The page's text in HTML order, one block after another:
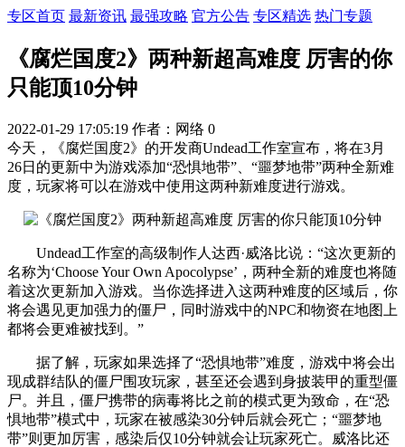
专区首页 最新资讯 最强攻略 官方公告 专区精选 热门专题
《腐烂国度2》两种新超高难度 厉害的你
只能顶10分钟
2022-01-29 17:05:19 作者：网络 0
今天，《腐烂国度2》的开发商Undead工作室宣布，将在3月
26日的更新中为游戏添加“恐惧地带”、“噩梦地带”两种全新难
度，玩家将可以在游戏中使用这两种新难度进行游戏。
Undead工作室的高级制作人达西·威洛比说：“这次更新的
名称为‘Choose Your Own Apocolypse’，两种全新的难度也将随
着这次更新加入游戏。当你选择进入这两种难度的区域后，你
将会遇见更加强力的僵尸，同时游戏中的NPC和物资在地图上
都将会更难被找到。”
据了解，玩家如果选择了“恐惧地带”难度，游戏中将会出
现成群结队的僵尸围攻玩家，甚至还会遇到身披装甲的重型僵
尸。并且，僵尸携带的病毒将比之前的模式更为致命，在“恐
惧地带”模式中，玩家在被感染30分钟后就会死亡；“噩梦地
带”则更加厉害，感染后仅10分钟就会让玩家死亡。威洛比还